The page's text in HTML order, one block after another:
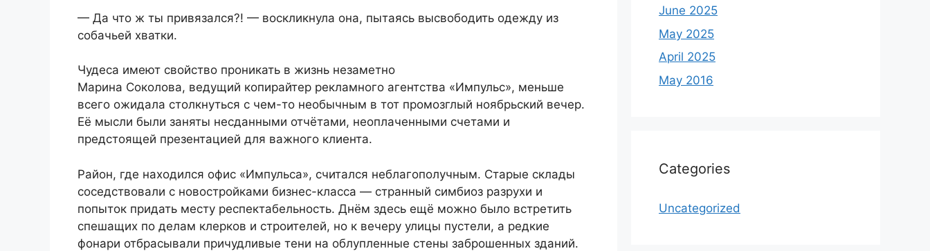
— Да что ж ты привязался?! — воскликнула она, пытаясь высвободить одежду из
собачьей хватки.
Чудеса имеют свойство проникать в жизнь незаметно
Марина Соколова, ведущий копирайтер рекламного агентства «Импульс», меньше
всего ожидала столкнуться с чем-то необычным в тот промозглый ноябрьский вечер.
Её мысли были заняты несданными отчётами, неоплаченными счетами и
предстоящей презентацией для важного клиента.
Район, где находился офис «Импульса», считался неблагополучным. Старые склады
соседствовали с новостройками бизнес-класса — странный симбиоз разрухи и
попыток придать месту респектабельность. Днём здесь ещё можно было встретить
спешащих по делам клерков и строителей, но к вечеру улицы пустели, а редкие
фонари отбрасывали причудливые тени на облупленные стены заброшенных зданий.
June 2025
May 2025
April 2025
May 2016
Categories
Uncategorized